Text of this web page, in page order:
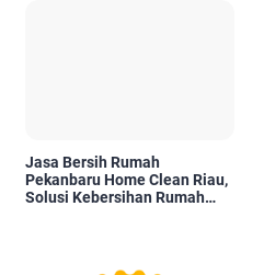
Jasa Bersih Rumah
Pekanbaru Home Clean Riau,
Solusi Kebersihan Rumah